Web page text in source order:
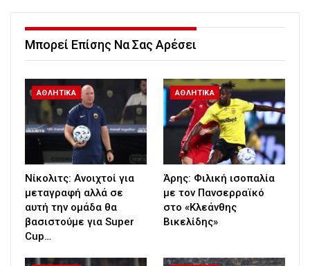
Μπορεί Επίσης Να Σας Αρέσει
ΑΘΛΗΤΙΚΑ
Νίκολιτς: Ανοιχτοί για
μεταγραφή αλλά σε
αυτή την ομάδα θα
βασιστούμε για Super
Cup…
ΑΘΛΗΤΙΚΑ
Άρης: Φιλική ισοπαλία
με τον Πανσερραϊκό
στο «Κλεάνθης
Βικελίδης»